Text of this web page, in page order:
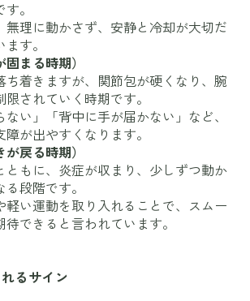
。
無理に動かさず、安静と冷却が大切だ
す。
まる時期）
ち着きますが、関節包が硬くなり、腕
されていく時期です。
ない」「背中に手が届かない」など、
障が出やすくなります。
戻る時期）
ともに、炎症が収まり、少しずつ動か
段階です。
軽い運動を取り入れることで、スムー
待できると言われています。
るサイン